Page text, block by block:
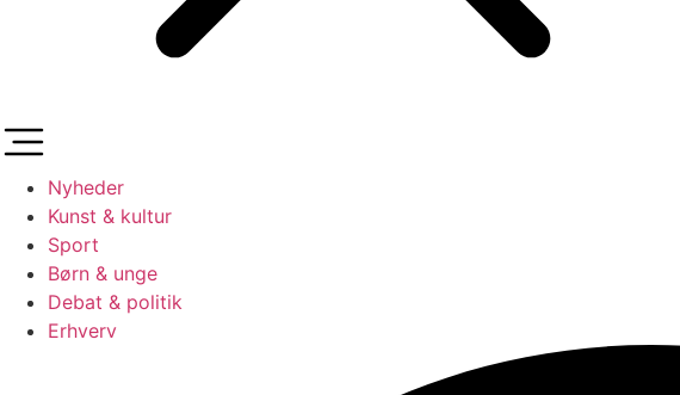
Nyheder
Kunst & kultur
Sport
Børn & unge
Debat & politik
Erhverv